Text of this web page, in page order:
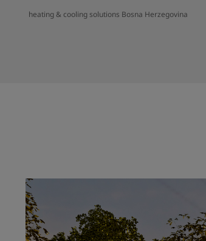
heating & cooling solutions Bosna Herzegovina